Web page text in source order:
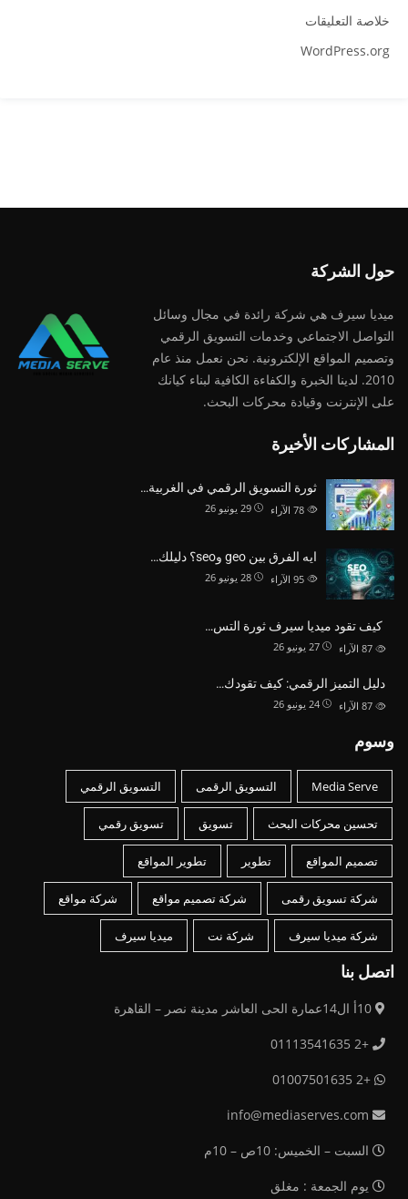
خلاصة التعليقات
WordPress.org
حول الشركة
ميديا ​​سيرف هي شركة رائدة في مجال وسائل
التواصل الاجتماعي وخدمات التسويق الرقمي
وتصميم المواقع الإلكترونية. نحن نعمل منذ عام
2010. لدينا الخبرة والكفاءة الكافية لبناء كيانك
على الإنترنت وقيادة محركات البحث.
المشاركات الأخيرة
ثورة التسويق الرقمي في الغربية…
29 يونيو 26 الآراء
ايه الفرق بين geo وseo؟ دليلك…
28 يونيو 26 الآراء
كيف تقود ميديا سيرف ثورة التس…
27 يونيو 26 الآراء
دليل التميز الرقمي: كيف تقودك…
24 يونيو 26 الآراء
وسوم
Media Serve التسويق الرقمى التسويق الرقمي
تحسين محركات البحث تسويق تسويق رقمي
تصميم المواقع تطوير تطوير المواقع
شركة تسويق رقمى شركة تصميم مواقع شركة مواقع
شركة ميديا سيرف شركة نت ميديا سيرف
اتصل بنا
+2 01113541635
+2 01007501635
السبت – الخميس: 10ص – 10م
يوم الجمعة : مغلق